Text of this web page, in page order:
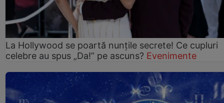
La Hollywood se poartă nunțile secrete! Ce cupluri
celebre au spus „Da!” pe ascuns? Evenimente